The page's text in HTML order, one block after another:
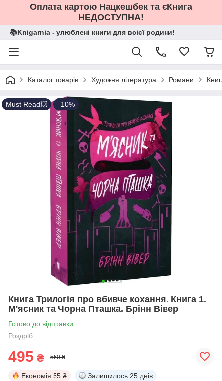
Оплата картою Нацкешбек та єКнига
НЕДОСТУПНА!
📚Knigarnia - улюблені книги для всієї родини!
Каталог товарів Художня література Романи
Must Read💥 –10%
Книга Трилогія про вбивче кохання. Книга 1.
М'ясник та Чорна Пташка. Брінн Вівер
Готово до відправки
Роздріб
495 ₴ 550 ₴
Економія 55 ₴ Залишилось 25 днів